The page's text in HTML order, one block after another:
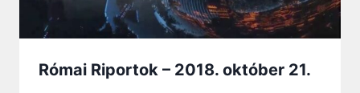
Római Riportok – 2018. október 21.